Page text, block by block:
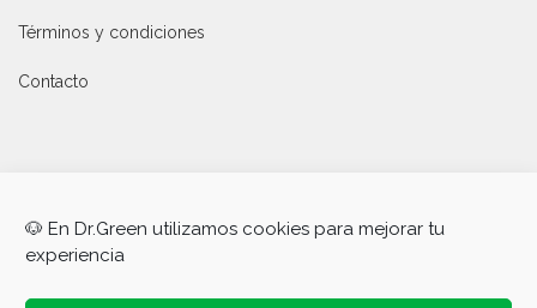
🐶 En Dr.Green utilizamos cookies para mejorar tu
experiencia
Términos y condiciones
Contacto